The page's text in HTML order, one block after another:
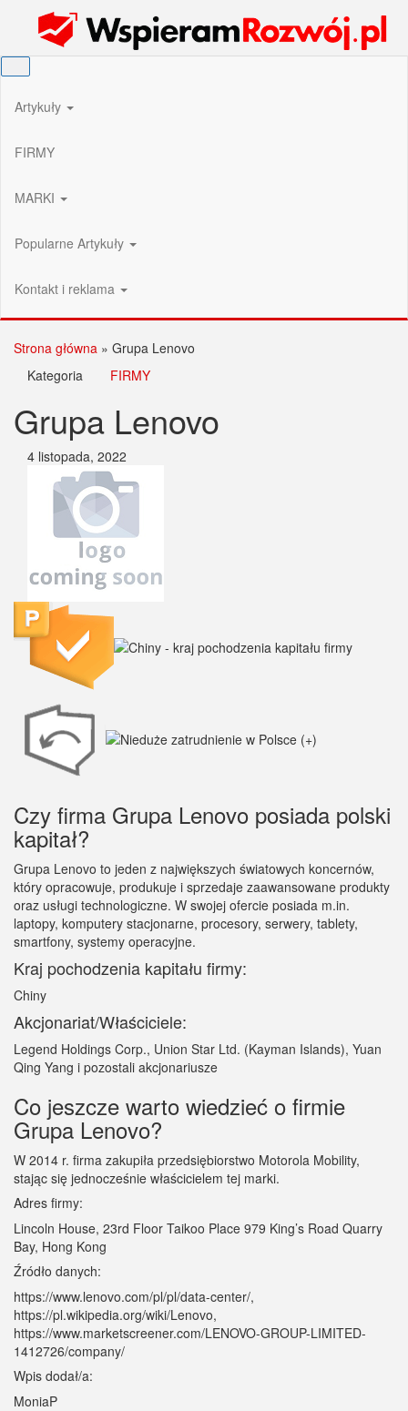
Wspieram Rozwój PL
Artykuły
FIRMY
MARKI
Popularne Artykuły
Kontakt i reklama
Strona główna » Grupa Lenovo
Kategoria
FIRMY
Grupa Lenovo
4 listopada, 2022
Czy firma Grupa Lenovo posiada polski
kapitał?
Grupa Lenovo to jeden z największych światowych koncernów,
który opracowuje, produkuje i sprzedaje zaawansowane produkty
oraz usługi technologiczne. W swojej ofercie posiada m.in.
laptopy, komputery stacjonarne, procesory, serwery, tablety,
smartfony, systemy operacyjne.
Kraj pochodzenia kapitału firmy:
Chiny
Akcjonariat/Właściciele:
Legend Holdings Corp., Union Star Ltd. (Kayman Islands), Yuan
Qing Yang i pozostali akcjonariusze
Co jeszcze warto wiedzieć o firmie
Grupa Lenovo?
W 2014 r. firma zakupiła przedsiębiorstwo Motorola Mobility,
stając się jednocześnie właścicielem tej marki.
Adres firmy:
Lincoln House, 23rd Floor Taikoo Place 979 King’s Road Quarry
Bay, Hong Kong
Źródło danych:
https://www.lenovo.com/pl/pl/data-center/,
https://pl.wikipedia.org/wiki/Lenovo,
https://www.marketscreener.com/LENOVO-GROUP-LIMITED-
1412726/company/
Wpis dodał/a:
MoniaP